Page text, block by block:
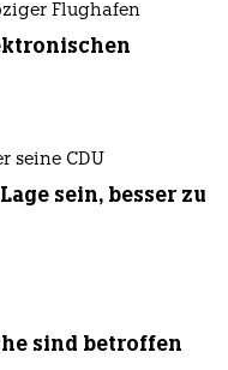
Flughafen
seine CDU
sein, besser zu
sind betroffen